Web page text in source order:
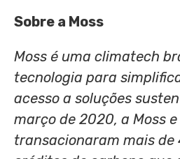
Sobre a Moss
Moss é uma climatech
tecnologia para
acesso a soluções
março de 2020, a Moss
transacionaram mais de